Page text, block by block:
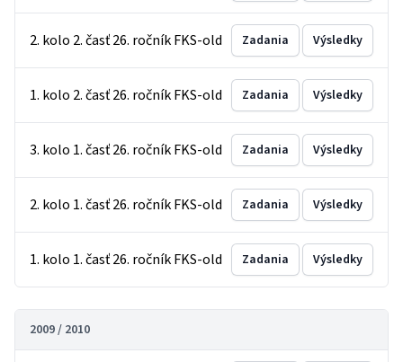
2. kolo 2. časť 26. ročník FKS-old Zadania Výsledky
1. kolo 2. časť 26. ročník FKS-old Zadania Výsledky
3. kolo 1. časť 26. ročník FKS-old Zadania Výsledky
2. kolo 1. časť 26. ročník FKS-old Zadania Výsledky
1. kolo 1. časť 26. ročník FKS-old Zadania Výsledky
2009 / 2010